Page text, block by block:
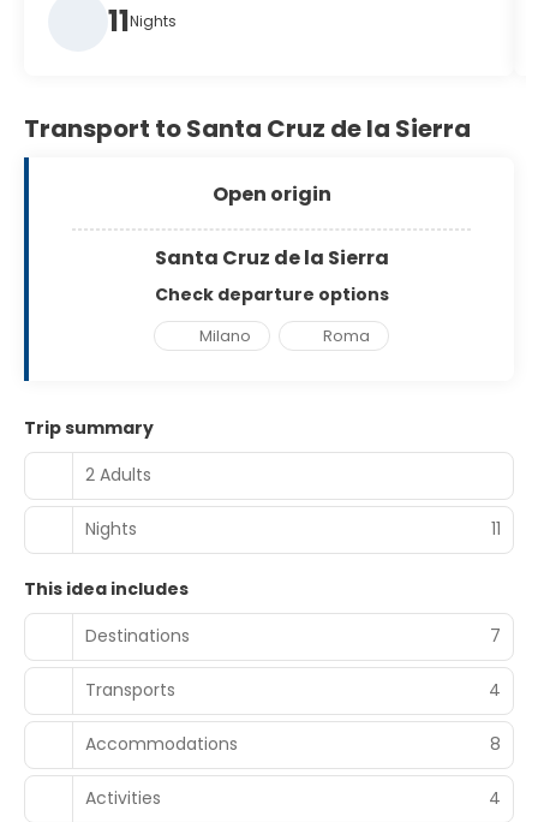
11Nights
Transport to Santa Cruz de la Sierra
Open origin
Santa Cruz de la Sierra
Check departure options
Milano Roma
Trip summary
2 Adults
Nights 11
This idea includes
Destinations
7
Transports 4
Accommodations 8
Activities 4